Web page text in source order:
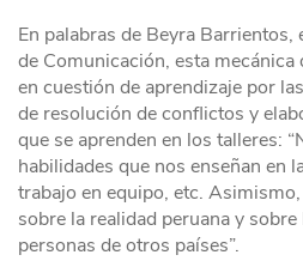
En palabras de Beyra Barrientos,
de Comunicación, esta mecánica
en cuestión de aprendizaje por
de resolución de conflictos y
que se aprenden en los talleres:
habilidades que nos enseñan en
trabajo en equipo, etc.
sobre la realidad peruana y
personas de otros países”.